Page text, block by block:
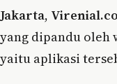
Jakarta,
yang dipandu oleh
yaitu aplikasi